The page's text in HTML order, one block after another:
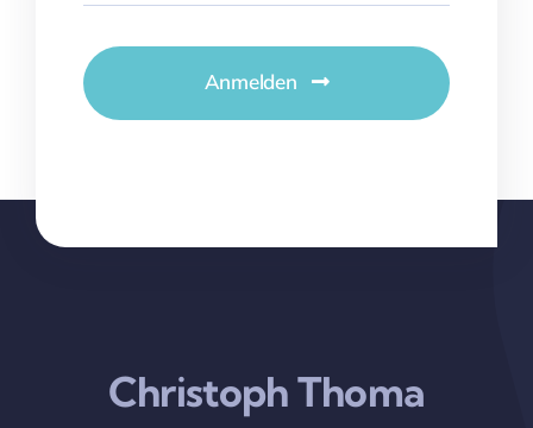
Anmelden
Christoph Thoma